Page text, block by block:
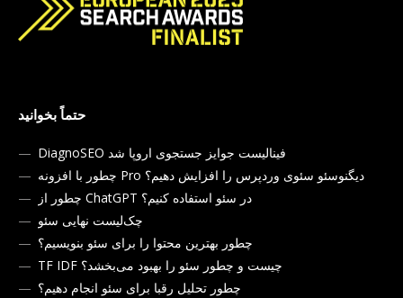
حتماً بخوانید
DiagnoSEO فینالیست جوایز جستجوی اروپا شد
چطور با افزونه Pro دیگنوسئو سئوی وردپرس را افزایش دهیم؟
چطور از ChatGPT در سئو استفاده کنیم؟
چک‌لیست نهایی سئو
چطور بهترین محتوا را برای سئو بنویسیم؟
TF IDF چیست و چطور سئو را بهبود می‌بخشد؟
چطور تحلیل رقبا برای سئو انجام دهیم؟